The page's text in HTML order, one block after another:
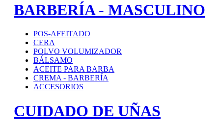
BARBERÍA - MASCULINO
POS-AFEITADO
CERA
POLVO VOLUMIZADOR
BÁLSAMO
ACEITE PARA BARBA
CREMA - BARBERÍA
ACCESORIOS
CUIDADO DE UÑAS